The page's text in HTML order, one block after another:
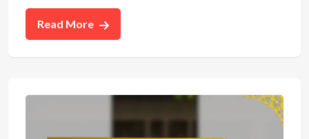
Read More